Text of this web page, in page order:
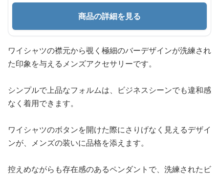
商品の詳細を見る
ワイシャツの襟元から覗く極細のバーデザインが洗練され
た印象を与えるメンズアクセサリーです。
シンプルで上品なフォルムは、ビジネスシーンでも違和感
なく着用できます。
ワイシャツのボタンを開けた際にさりげなく見えるデザイ
ンが、メンズの装いに品格を添えます。
控えめながらも存在感のあるペンダントで、洗練されたビ